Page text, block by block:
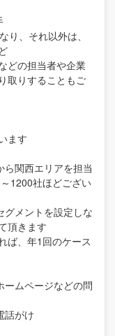
り、それ以外は、
どの担当者や企業
取りすることもご
ます
関西エリアを担当
1200社ほどござい
メントを設定しな
頂きます
ば、年1回のケース
ムページなどの問
話がけ